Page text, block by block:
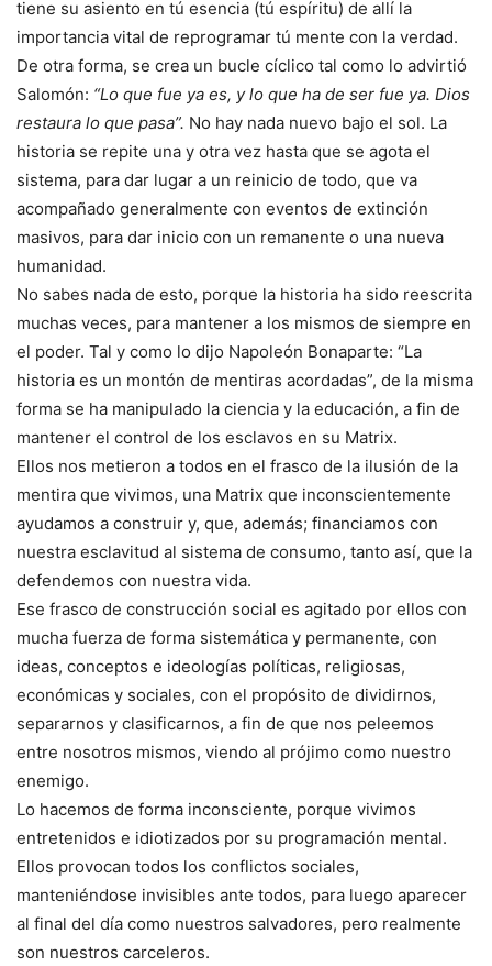
tiene su asiento en tú esencia (tú espíritu) de allí la
importancia vital de reprogramar tú mente con la verdad.
De otra forma, se crea un bucle cíclico tal como lo advirtió
Salomón: “Lo que fue ya es, y lo que ha de ser fue ya. Dios
restaura lo que pasa”. No hay nada nuevo bajo el sol. La
historia se repite una y otra vez hasta que se agota el
sistema, para dar lugar a un reinicio de todo, que va
acompañado generalmente con eventos de extinción
masivos, para dar inicio con un remanente o una nueva
humanidad.
No sabes nada de esto, porque la historia ha sido reescrita
muchas veces, para mantener a los mismos de siempre en
el poder. Tal y como lo dijo Napoleón Bonaparte: “La
historia es un montón de mentiras acordadas”, de la misma
forma se ha manipulado la ciencia y la educación, a fin de
mantener el control de los esclavos en su Matrix.
Ellos nos metieron a todos en el frasco de la ilusión de la
mentira que vivimos, una Matrix que inconscientemente
ayudamos a construir y, que, además; financiamos con
nuestra esclavitud al sistema de consumo, tanto así, que la
defendemos con nuestra vida.
Ese frasco de construcción social es agitado por ellos con
mucha fuerza de forma sistemática y permanente, con
ideas, conceptos e ideologías políticas, religiosas,
económicas y sociales, con el propósito de dividirnos,
separarnos y clasificarnos, a fin de que nos peleemos
entre nosotros mismos, viendo al prójimo como nuestro
enemigo.
Lo hacemos de forma inconsciente, porque vivimos
entretenidos e idiotizados por su programación mental.
Ellos provocan todos los conflictos sociales,
manteniéndose invisibles ante todos, para luego aparecer
al final del día como nuestros salvadores, pero realmente
son nuestros carceleros.